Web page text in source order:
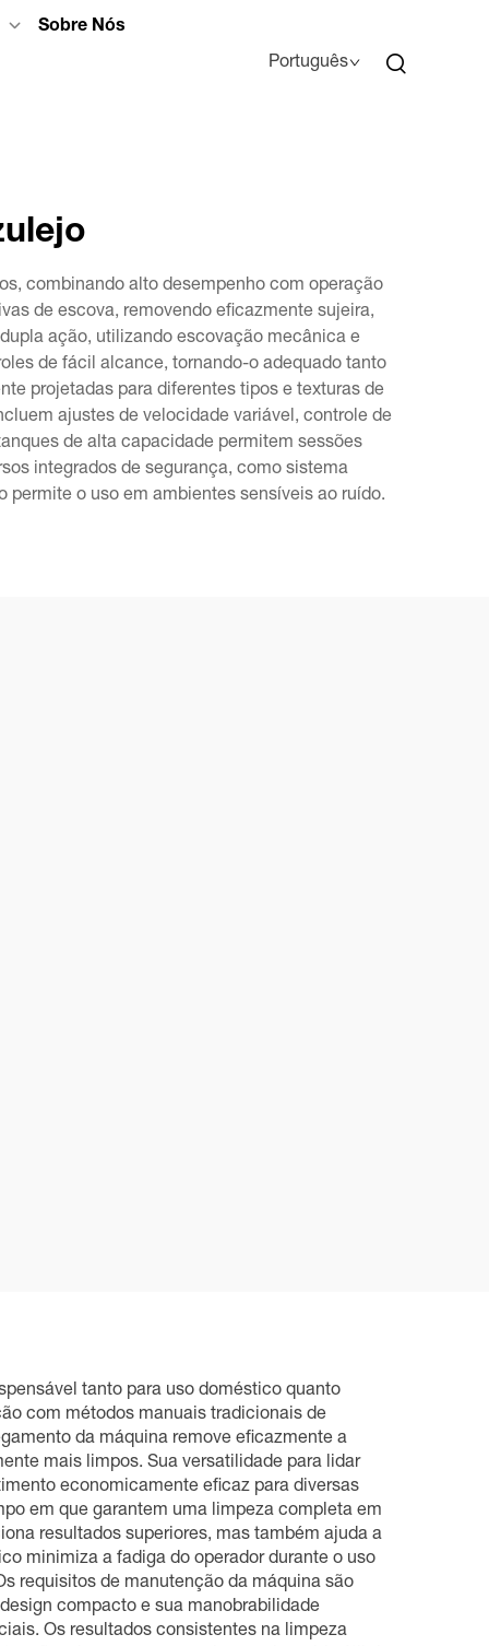
Sobre Nós
Português
combinando alto desempenho com operação
de escova, removendo eficazmente sujeira,
ação, utilizando escovação mecânica e
de fácil alcance, tornando-o adequado tanto
projetadas para diferentes tipos e texturas de
ajustes de velocidade variável, controle de
de alta capacidade permitem sessões
integrados de segurança, como sistema
o uso em ambientes sensíveis ao ruído.
tanto para uso doméstico quanto
com métodos manuais tradicionais de
da máquina remove eficazmente a
mais limpos. Sua versatilidade para lidar
economicamente eficaz para diversas
em que garantem uma limpeza completa em
resultados superiores, mas também ajuda a
minimiza a fadiga do operador durante o uso
requisitos de manutenção da máquina são
compacto e sua manobrabilidade
Os resultados consistentes na limpeza